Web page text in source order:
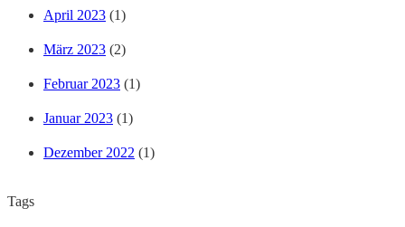
April 2023 (1)
März 2023 (2)
Februar 2023 (1)
Januar 2023 (1)
Dezember 2022 (1)
Tags